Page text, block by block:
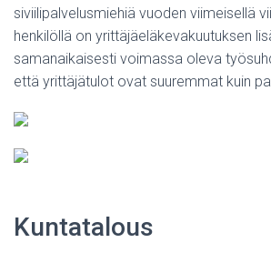
siviilipalvelusmiehiä vuoden viimeisellä
henkilöllä on yrittäjäeläkevakuutuksen
samanaikaisesti voimassa oleva
että yrittäjätulot ovat suuremmat kuin
Kuntatalous